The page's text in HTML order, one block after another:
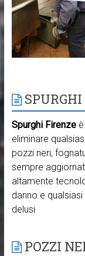
Spurghi Firenzeè
eliminare
pozzi neri,
sempre
altamente
danno e
delusi
POZZI